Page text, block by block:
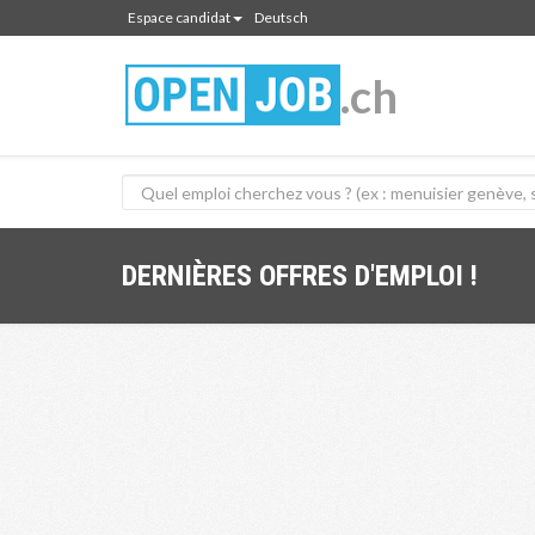
Espace candidat Deutsch
.ch
DERNIÈRES OFFRES D'EMPLOI !